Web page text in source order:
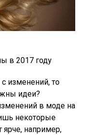
изменений, то
идеи?
в моде на
некоторые
например,